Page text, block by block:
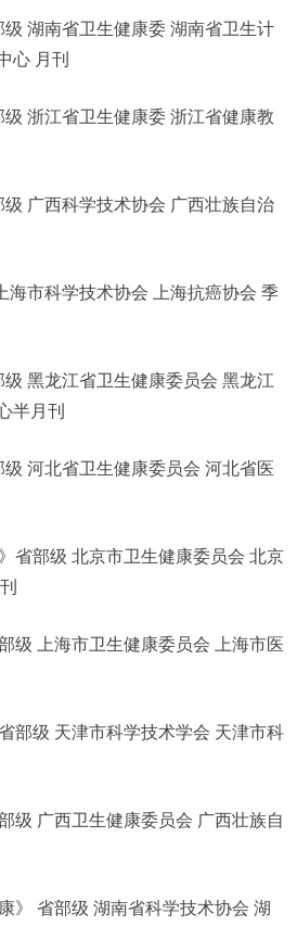
湖南省卫生健康委 湖南省卫生计
心 月刊
浙江省卫生健康委 浙江省健康教
广西科学技术协会 广西壮族自治
海市科学技术协会 上海抗癌协会 季
黑龙江省卫生健康委员会 黑龙江
半月刊
河北省卫生健康委员会 河北省医
省部级 北京市卫生健康委员会 北京
级 上海市卫生健康委员会 上海市医
部级 天津市科学技术学会 天津市科
级 广西卫生健康委员会 广西壮族自
》 省部级 湖南省科学技术协会 湖